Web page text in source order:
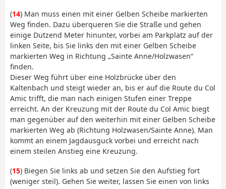
(14) Man muss einen mit einer Gelben Scheibe markierten
Weg finden. Dazu überqueren Sie die Straße und gehen
einige Dutzend Meter hinunter, vorbei am Parkplatz auf der
linken Seite, bis Sie links den mit einer Gelben Scheibe
markierten Weg in Richtung „Sainte Anne/Holzwasen“
finden.
Dieser Weg führt über eine Holzbrücke über den
Kaltenbach und steigt wieder an, bis er auf die Route du Col
Amic trifft, die man nach einigen Stufen einer Treppe
erreicht. An der Kreuzung mit der Route du Col Amic biegt
man gegenüber auf den weiterhin mit einer Gelben Scheibe
markierten Weg ab (Richtung Holzwasen/Sainte Anne). Man
kommt an einem Jagdausguck vorbei und erreicht nach
einem steilen Anstieg eine Kreuzung.
(15) Biegen Sie links ab und setzen Sie den Aufstieg fort
(weniger steil). Gehen Sie weiter, lassen Sie einen von links